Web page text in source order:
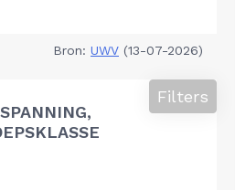
Bron: UWV (13-07-2026)
Filters